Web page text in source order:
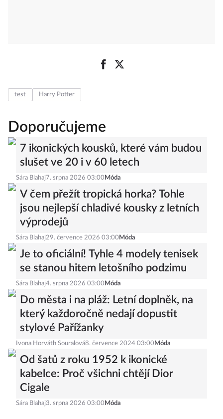
test Harry Potter
Doporučujeme
7 ikonických kousků, které vám budou
slušet ve 20 i v 60 letech
Sára Blahaj 7. srpna 2026 03:00 Móda
V čem přežít tropická horka? Tohle
jsou nejlepší chladivé kousky z letních
výprodejů
Sára Blahaj29. července 2026 03:00 Móda
Je to oficiální! Tyhle 4 modely tenisek
se stanou hitem letošního podzimu
Sára Blahaj4. srpna 2026 03:00 Móda
Do města i na pláž: Letní doplněk, na
který každoročně nedají dopustit
stylové Pařížanky
Ivona Horváth Souralová8. července 2024 03:00 Móda
Od šatů z roku 1952 k ikonické
kabelce: Proč všichni chtějí Dior
Cigale
Sára Blahaj3. srpna 2026 03:00 Móda